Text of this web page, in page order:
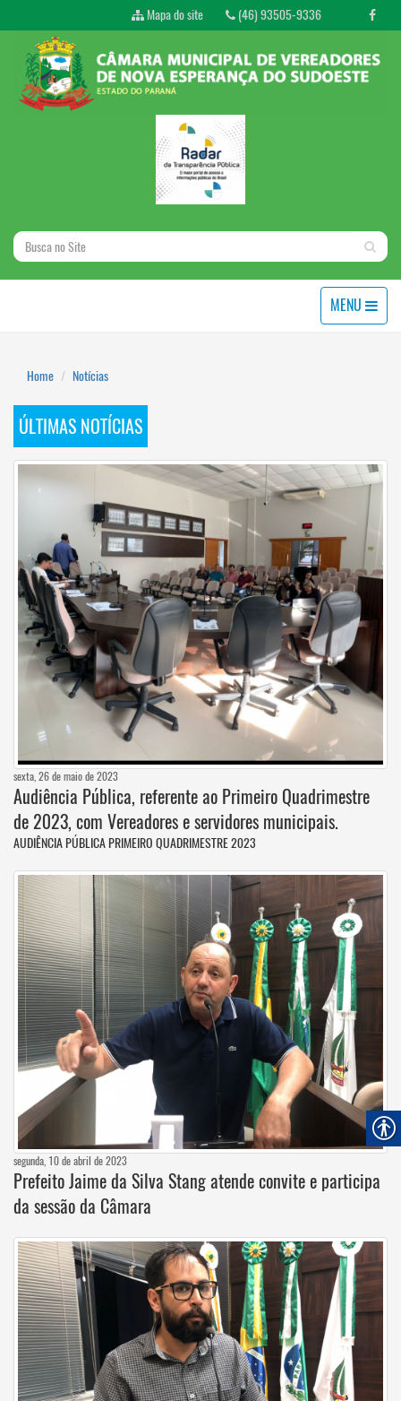
Mapa do site (46) 93505-9336
MENU
Home Notícias
ÚLTIMAS NOTÍCIAS
sexta, 26 de maio de 2023
Audiência Pública, referente ao Primeiro Quadrimestre
de 2023, com Vereadores e servidores municipais.
AUDIÊNCIA PÚBLICA PRIMEIRO QUADRIMESTRE 2023
segunda, 10 de abril de 2023
Prefeito Jaime da Silva Stang atende convite e participa
da sessão da Câmara